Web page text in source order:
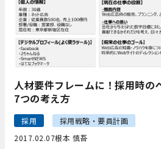
人材要件フレームに！採用時の
7つの考え方
採用
採用戦略・要員計画
2017.02.07根本 慎吾